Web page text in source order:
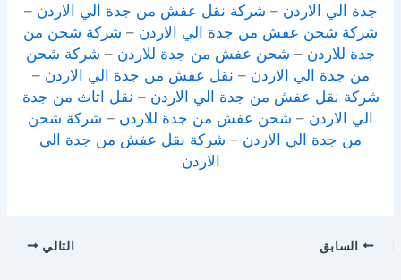
جدة الي الاردن – شركة نقل عفش من جدة الي الاردن –
شركة شحن عفش من جدة الي الاردن – شركة شحن من
جدة للاردن – شحن عفش من جدة للاردن – شركة شحن
من جدة الي الاردن – نقل عفش من جدة الي الاردن –
شركة نقل عفش من جدة الي الاردن – نقل اثاث من جدة
الي الاردن – شحن عفش من جدة للاردن – شركة شحن
من جدة الي الاردن – شركة نقل عفش من جدة الي
الاردن
السابق التالي